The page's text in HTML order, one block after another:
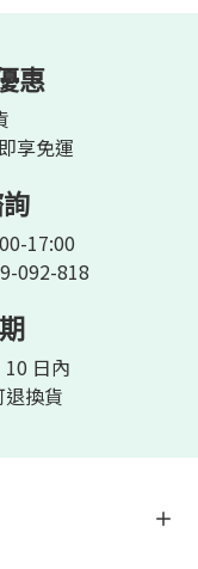
惠
享免運
17:00
092-818
日內
換貨